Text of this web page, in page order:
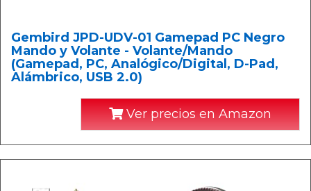
Gembird JPD-UDV-01 Gamepad PC Negro
Mando y Volante - Volante/Mando
(Gamepad, PC, Analógico/Digital, D-Pad,
Alámbrico, USB 2.0)
Ver precios en Amazon